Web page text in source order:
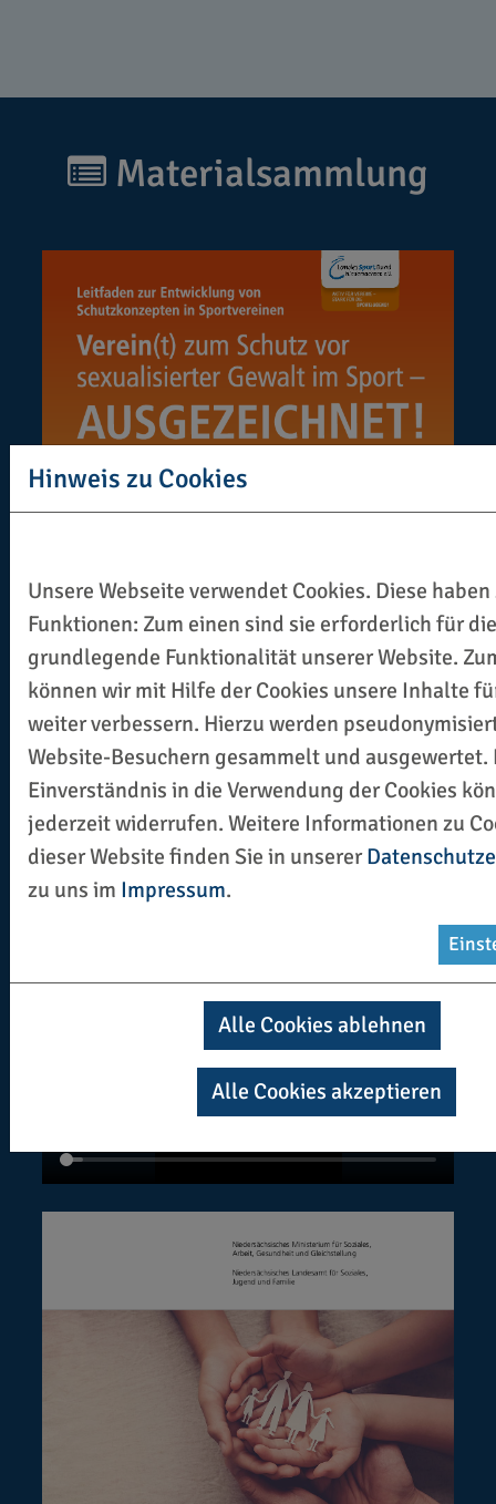
Materialsammlung
Hinweis zu Cookies
Unsere Webseite verwendet Cookies. Diese
Funktionen: Zum einen sind sie erforderlich für die
grundlegende Funktionalität unserer Website.
können wir mit Hilfe der Cookies unsere Inhalte
weiter verbessern. Hierzu werden
Website-Besuchern gesammelt und ausgewertet.
Einverständnis in die Verwendung der Cookies
jederzeit widerrufen. Weitere Informationen zu
dieser Website finden Sie in unserer
zu uns im Impressum.
Alle Cookies ablehnen
Alle Cookies akzeptieren